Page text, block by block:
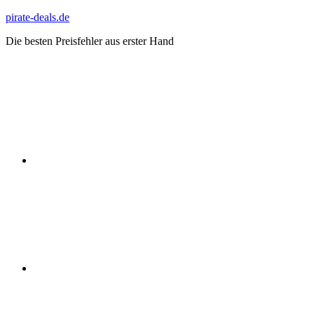
Zum
springen
pirate-deals.de
Die besten Preisfehler aus erster Hand